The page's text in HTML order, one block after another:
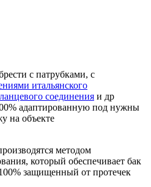
с патрубками, c
итальянского
соединения и др
адаптированную под нужны
на объекте
методом
который обеспечивает бак
защищенный от протечек